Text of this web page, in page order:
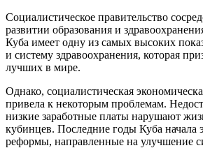
Социалистическое правительство
развитии образования и
Куба имеет одну из самых высоких
и систему здравоохранения, которая
лучших в мире.
Однако, социалистическая
привела к некоторым проблемам.
низкие заработные платы нарушают
кубинцев. Последние годы Куба начала
реформы, направленные на улучшение